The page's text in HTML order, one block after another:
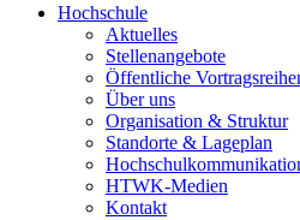
Hochschule
Aktuelles
Stellenangebote
Öffentliche
Über uns
Organisation & Struktur
Standorte & Lageplan
HTWK-Medien
Kontakt